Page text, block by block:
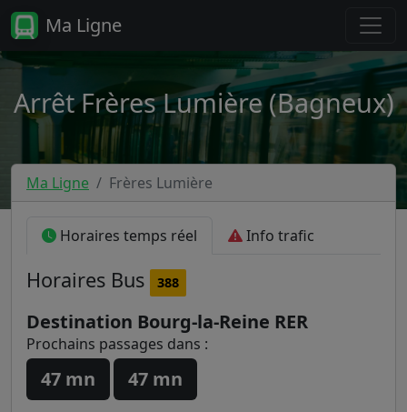
Ma Ligne
Arrêt Frères Lumière (Bagneux)
Ma Ligne Frères Lumière
Horaires temps réel Info trafic
Horaires Bus 388
Destination Bourg-la-Reine RER
Prochains passages dans :
47 mn
47 mn